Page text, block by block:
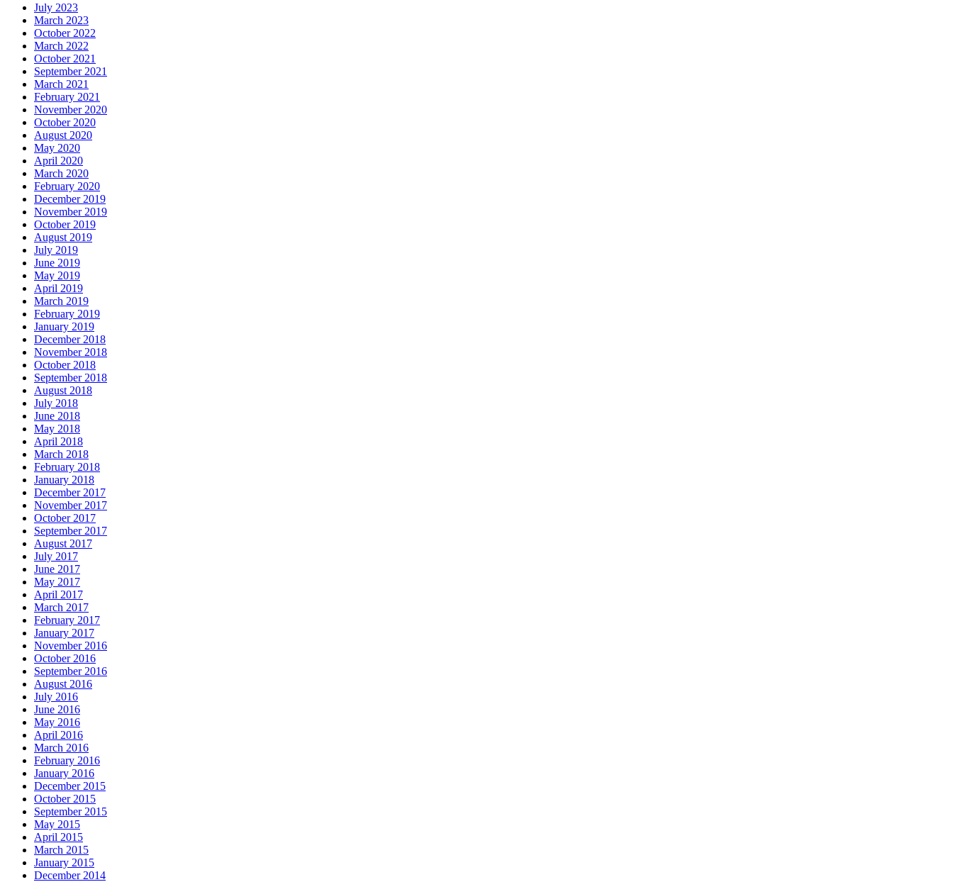
July 2023
March 2023
October 2022
March 2022
October 2021
September 2021
March 2021
February 2021
November 2020
October 2020
August 2020
May 2020
April 2020
March 2020
February 2020
December 2019
November 2019
October 2019
August 2019
July 2019
June 2019
May 2019
April 2019
March 2019
February 2019
January 2019
December 2018
November 2018
October 2018
September 2018
August 2018
July 2018
June 2018
May 2018
April 2018
March 2018
February 2018
January 2018
December 2017
November 2017
October 2017
September 2017
August 2017
July 2017
June 2017
May 2017
April 2017
March 2017
February 2017
January 2017
November 2016
October 2016
September 2016
August 2016
July 2016
June 2016
May 2016
April 2016
March 2016
February 2016
January 2016
December 2015
October 2015
September 2015
May 2015
April 2015
March 2015
January 2015
December 2014